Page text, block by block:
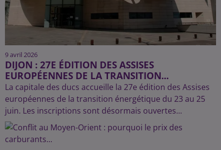
9 avril 2026
DIJON : 27E ÉDITION DES ASSISES
EUROPÉENNES DE LA TRANSITION...
La capitale des ducs accueille la 27e édition des Assises
européennes de la transition énergétique du 23 au 25
juin. Les inscriptions sont désormais ouvertes...